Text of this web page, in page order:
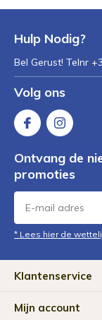
Hulp Nodig?
Bel Gerust! Telnr
Volg ons
Ontvang de
promoties
* Lees hier de
Klantenservice
Mijn account